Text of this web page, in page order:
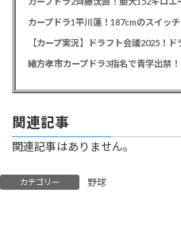
【カープ実況】ドラフト会議2025！
関連記事
関連記事はありません。
カテゴリー 野球